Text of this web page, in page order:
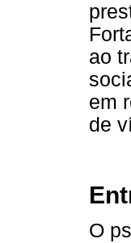
ao
em
de
O